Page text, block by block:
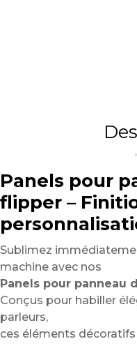
Panels pour
flipper –
Sublimez
machine avec nos
Panels pour panneau
Conçus pour habiller
parleurs,
ces éléments